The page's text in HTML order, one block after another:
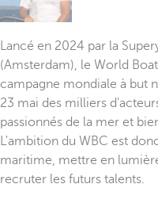
Lancé en 2024 par la
(Amsterdam), le World
campagne mondiale à but
23 mai des milliers
passionnés de la mer et
L'ambition du WBC est
maritime, mettre en
recruter les futurs talents.